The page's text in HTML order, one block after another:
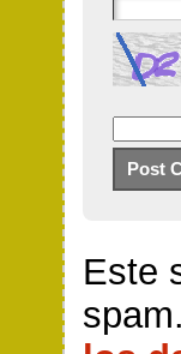
Este
spam.